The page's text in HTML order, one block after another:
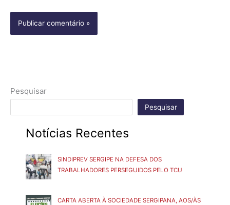
Pesquisar
Pesquisar
Notícias Recentes
SINDIPREV SERGIPE NA DEFESA DOS
TRABALHADORES PERSEGUIDOS PELO TCU
CARTA ABERTA À SOCIEDADE SERGIPANA, AOS/ÀS